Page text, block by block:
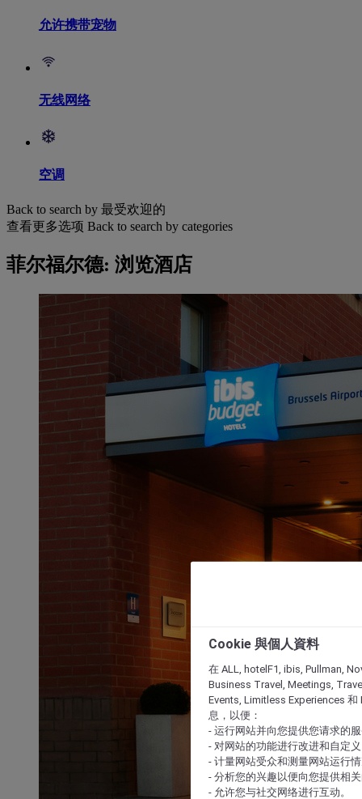
允许携带宠物
无线网络
空调
Back to search by 最受欢迎的
查看更多选项 Back to search by categories
菲尔福尔德: 浏览酒店
Cookie 與個人資料
在 ALL, hotelF1, ibis, Pullman,
Business Travel, Meetings,
Events, Limitless Experiences 和
息，以便：
- 运行网站并向您提供您请求的
- 对网站的功能进行改进和自定义
- 计量网站受众和测量网站运行
- 分析您的兴趣以便向您提供相
- 允许您与社交网络进行互动。